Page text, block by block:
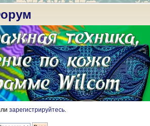
зарегистрируйтесь